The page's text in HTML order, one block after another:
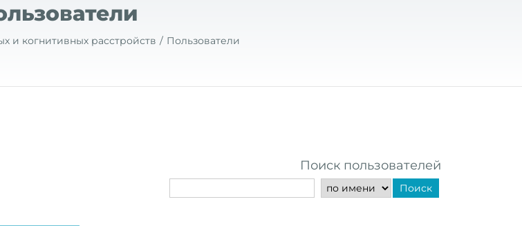
и когнитивных расстройств Пользователи
Поиск пользователей
Поиск